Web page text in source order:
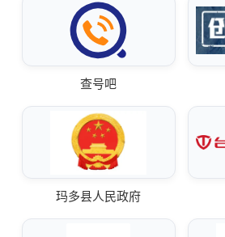
查号吧
玛多县人民政府